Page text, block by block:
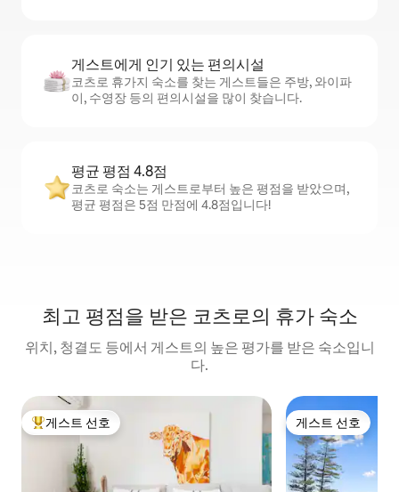
게스트에게 인기 있는 편의시설
코츠로 휴가지 숙소를 찾는 게스트들은 주방, 와이파
이, 수영장 등의 편의시설을 많이 찾습니다.
평균 평점 4.8점
코츠로 숙소는 게스트로부터 높은 평점을 받았으며,
평균 평점은 5점 만점에 4.8점입니다!
최고 평점을 받은 코츠로의 휴가 숙소
위치, 청결도 등에서 게스트의 높은 평가를 받은 숙소입니
다.
상위 게스트 선호
게스트 선호 게스트 선호
게스트 선호